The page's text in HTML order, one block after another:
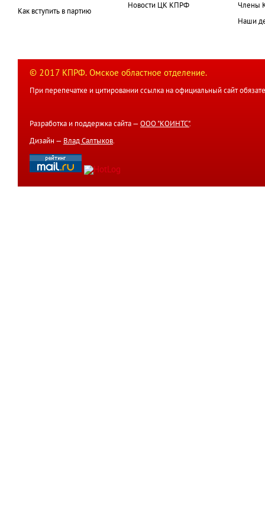
Как вступить в партию
Новости ЦК КПРФ Члены
Наши
© 2017 КПРФ. Омское областное отделение.
При перепечатке и цитировании ссылка на официальный сайт
Разработка и поддержка сайта — ООО "КОИНТС".
Дизайн — Влад Салтыков.